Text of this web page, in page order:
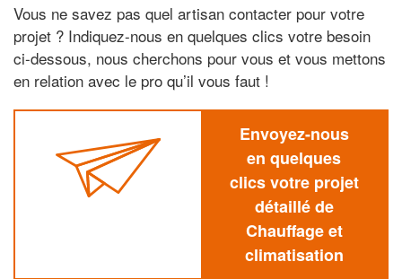
Vous ne savez pas quel artisan contacter pour votre
projet ? Indiquez-nous en quelques clics votre besoin
ci-dessous, nous cherchons pour vous et vous mettons
en relation avec le pro qu’il vous faut !
Envoyez-nous
en quelques
clics votre projet
détaillé de
Chauffage et
climatisation